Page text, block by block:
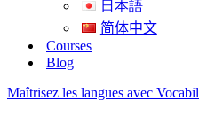
日本語
简体中文
Courses
Blog
Maîtrisez les langues avec